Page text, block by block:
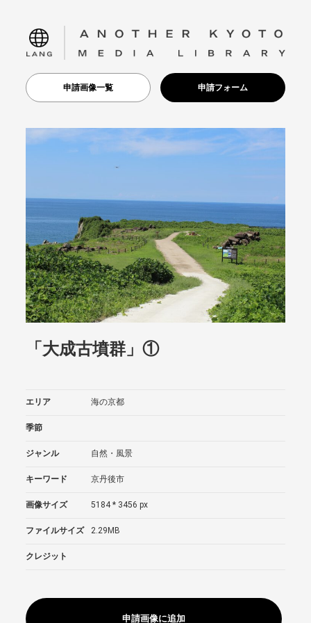
language
申請画像一覧 申請フォーム
「大成古墳群」①
エリア 海の京都
季節
ジャンル 自然・風景
キーワード 京丹後市
画像サイズ 5184 * 3456 px
ファイルサイズ 2.29MB
クレジット
申請画像に追加